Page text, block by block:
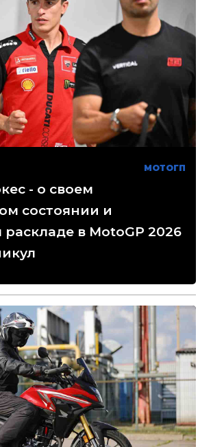
МОТОГП
- о своем
состоянии и
в MotoGP 2026